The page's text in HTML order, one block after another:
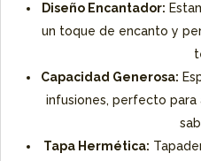
Diseño Encantador:
un toque de encanto y
Capacidad Generosa:
infusiones, perfecto para
Tapa Hermética: